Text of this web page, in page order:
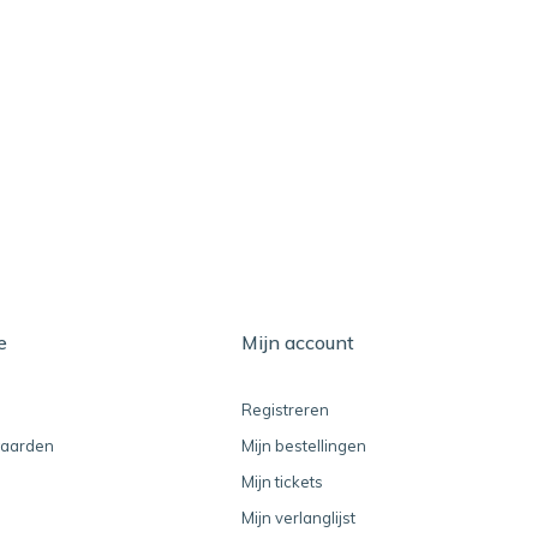
Mijn account
Registreren
Mijn bestellingen
Mijn tickets
Mijn verlanglijst